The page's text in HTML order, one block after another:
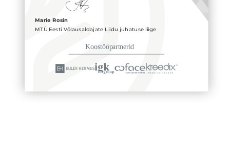
Marie Rosin
MTÜ Eesti Võlausaldajate Liidu juhatuse liige